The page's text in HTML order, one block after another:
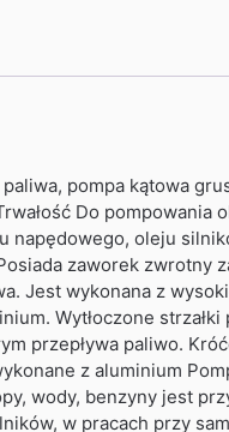
pompa kątowa
Do pompowania
napędowego, oleju
zaworek zwrotny
Jest wykonana z
Wytłoczone strzałki
przepływa paliwo.
z aluminium
wody, benzyny jest
w pracach przy